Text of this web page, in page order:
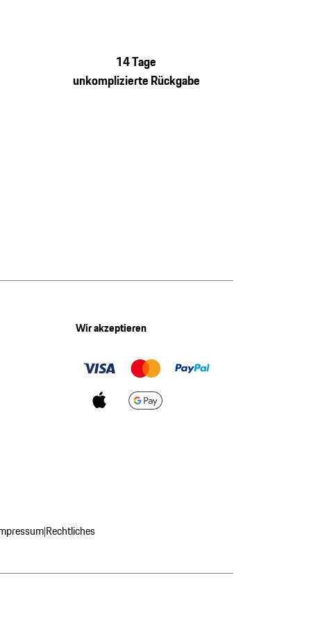
14 Tage
unkomplizierte Rückgabe
Wir akzeptieren
|Rechtliches